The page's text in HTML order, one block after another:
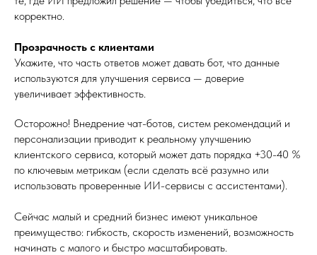
корректно.
Прозрачность с клиентами
Укажите, что часть ответов может давать бот, что данные
используются для улучшения сервиса — доверие
увеличивает эффективность.
Осторожно! Внедрение чат-ботов, систем рекомендаций и
персонализации приводит к реальному улучшению
клиентского сервиса, который может дать порядка +30-40 %
по ключевым метрикам (если сделать всё разумно или
использовать проверенные ИИ-сервисы с ассистентами).
Сейчас малый и средний бизнес имеют уникальное
преимущество: гибкость, скорость изменений, возможность
начинать с малого и быстро масштабировать.